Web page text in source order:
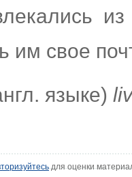
им свое
языке)
для оценки